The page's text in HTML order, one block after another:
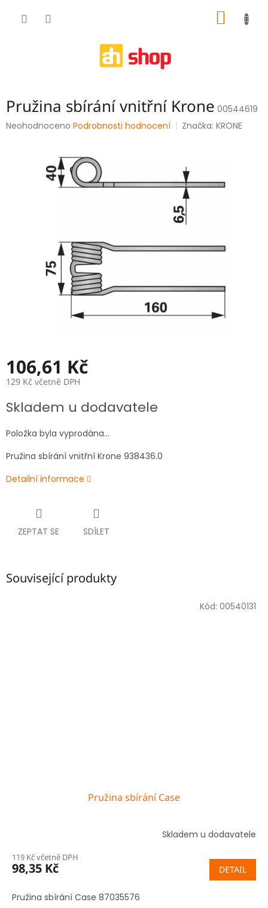
Pružina sbírání vnitřní Krone 00544619
Průměrné
Neohodnoceno Podrobnosti hodnocení Značka:KRONE
106,61 Kč
129 Kč včetně DPH
cena:
Skladem u dodavatele
Položka byla vyprodána…
Pružina sbírání vnitřní Krone 938436.0
Detailní informace
ZEPTAT SE SDÍLET
Související produkty
Pružina sbírání Case
Skladem u dodavatele
119 Kč včetně DPH
98,35 Kč DETAIL
Pružina sbírání Case 87035576
Kód: 00540131